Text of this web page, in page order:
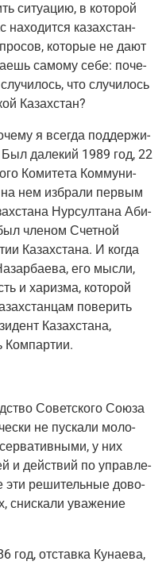
ситу­а­цию, в кото­рой
нахо­дит­ся казах­стан­
кото­рые не дают
само­му себе: поче­
что слу­чи­лось
Казахстан?
я все­гда под­дер­жи­
дале­кий 1989 год, 22
Коми­те­та Ком­му­ни­
на нем избра­ли пер­вым
Нур­сул­та­на Аби­
чле­ном Счет­ной
Казах­ста­на. И когда
его мыс­ли,
и хариз­ма, кото­рой
пове­рить
Казах­ста­на,
Компартии.
Совет­ско­го Сою­за
не пус­ка­ли моло­
у них
и дей­ствий по управ­ле­
реши­тель­ные дово­
снис­ка­ли ува­же­ние
год, отстав­ка Куна­е­ва,